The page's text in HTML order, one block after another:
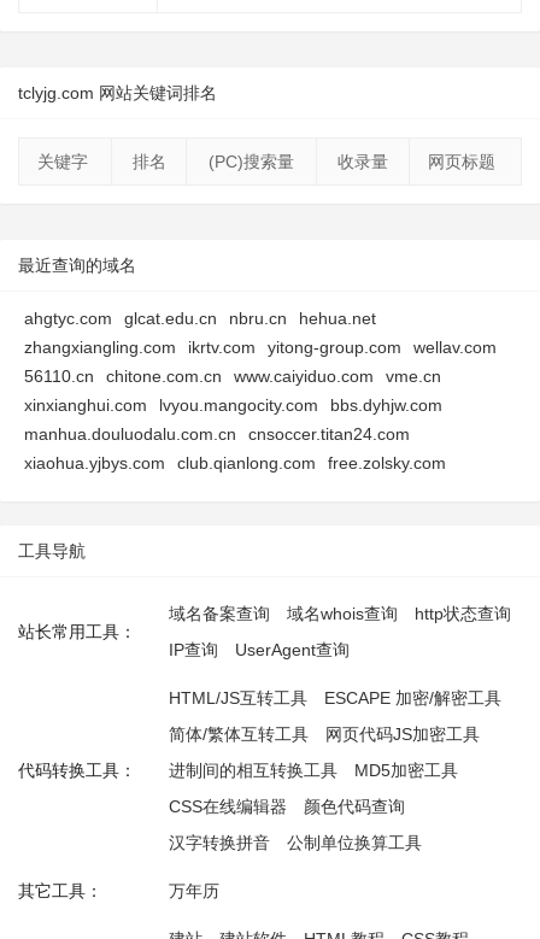
tclyjg.com 网站关键词排名
关键字 排名 (PC)搜索量 收录量 网页标题
最近查询的域名
ahgtyc.com glcat.edu.cn nbru.cn
hehua.net
zhangxiangling.com
ikrtv.com yitong-group.com
wellav.com
56110.cn
chitone.com.cn www.caiyiduo.com
vme.cn
xinxianghui.com
lvyou.mangocity.com
bbs.dyhjw.com
manhua.douluodalu.com.cn
cnsoccer.titan24.com
xiaohua.yjbys.com
club.qianlong.com free.zolsky.com
工具导航
站长常用工具：
域名备案查询 域名whois查询
http状态查询
IP查询
UserAgent查询
代码转换工具：
HTML/JS互转工具
ESCAPE 加密/解密工具
简体/繁体互转工具
网页代码JS加密工具
进制间的相互转换工具
MD5加密工具
CSS在线编辑器
颜色代码查询
汉字转换拼音
公制单位换算工具
其它工具： 万年历